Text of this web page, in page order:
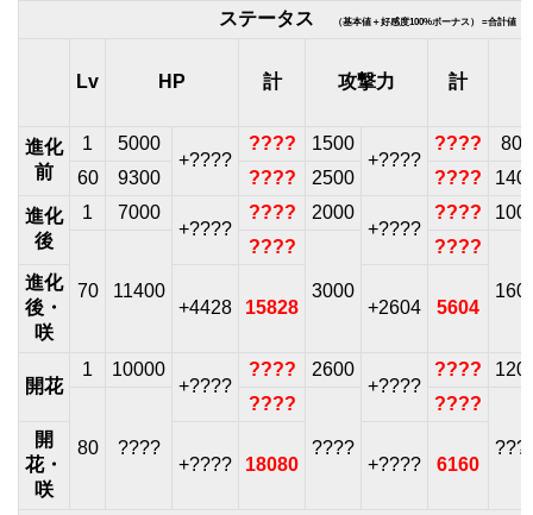
ステータス
（基本値＋好感度100%ボーナス） =合計値
Lv HP 計 攻撃力 計
進化
前
1
5000
+????
????
1500
+????
????
800
60
9300 ???? 2500 ????
進化
後
1
7000
+????
????
2000
+????
????
70 11400
????
3000
????
進化
後・
咲
+4428 15828 +2604 5604
開花
1
10000
+????
????
2600
+????
????
80 ????
????
????
????
開
花・
咲
+???? 18080 +???? 6160